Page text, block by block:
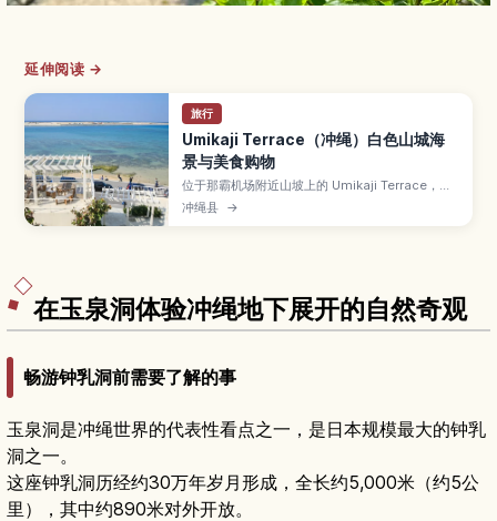
延伸阅读 →
旅行
Umikaji Terrace（冲绳）白色山城海
景与美食购物
位于那霸机场附近山坡上的 Umikaji Terrace，是
白墙建筑层层向海延伸的网红海景商圈。文章介绍
可以眺望碧海蓝天的露台、汇集冲绳料理与甜点的
冲绳县 →
在玉泉洞体验冲绳地下展开的自然奇观
畅游钟乳洞前需要了解的事
玉泉洞是冲绳世界的代表性看点之一，是日本规模最大的钟乳
洞之一。
这座钟乳洞历经约30万年岁月形成，全长约5,000米（约5公
里），其中约890米对外开放。